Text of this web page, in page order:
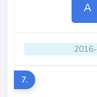
A
7.